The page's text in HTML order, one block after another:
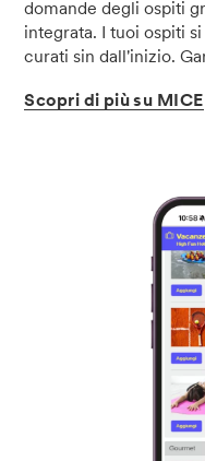
domande degli ospiti
integrata. I tuoi ospiti
curati sin dall'inizio.
Scopri di piùsu MICE